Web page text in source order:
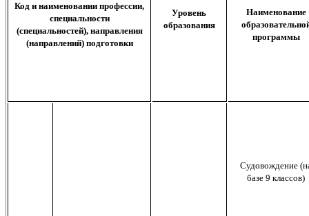
Код и наименовании профессии,
специальности
(специальностей), направления
(направлений) подготовки
Уровень
образования
Наименование
программы
Судовождение
базе 9 классов)